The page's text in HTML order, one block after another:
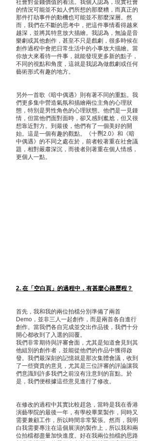
社會對金錢價值的看法。我個人認為，現實社會
的情況可能並不如人們所想的那麼糟，而真正的
那件打劫事件的動機也可能並不那麼深層。然
而，我們在不斷的思考中，把這件事情看得越來
越深，並將其特意放大描繪。我認為，無論是音
樂劇或其他創作，甚至不只是戲劇，很多時候在
創作過程中會把日常生活中的小事放大描繪。當
你放大來看待一件事，就能發現更多新的點子，
不同的視點和角度，這就是我認為做戲劇或任何
藝術形式有趣的地方。
另外一首歌《暗中偶遇》則有著不同的重點。我
們更多集中營造氣氛和描繪兩位主角的心理狀
態，特別是男性角色的心理狀態。他們是一見鍾
情，但當他們面對面時，卻又感到尷尬，但又很
想靠近對方。到最後，他們有了一個美好的開
始。這是一個有趣的觀點。《十𠝹2.0》和《暗
中偶遇》的不同之處在於，前者較著重在社會議
題，相對嚴肅深沉，而後者則著重在個人情感，
更個人一點。
2. 在「空白頁」的過程中，有甚麼心路歷程？
首先，我和我的兩位拍檔分別準備了兩首
Demo，並非三人一起創作，而是兩首各自進行
創作。當我們各自完成並交出作品後，我們十分
開心都收到了入選的回覆。
我們非常期待與評審會面，尤其是知道會見到其
他組別的創作者，並能從他們的作品中獲得啟
發。我們最深刻的記憶就是那次集體會議，收到
了一些寶貴的意見，尤其是三位評審的評論讓我
們意識到許多我們之前沒有注意到的盲點。於
是，我們便根據這些意見進行了修改。
在修改的過程中其實比較趕急，當時是我在香港
演藝學院的最後一年，有學校畢業製作，同時又
需要兼顧工作，所以時間非常緊張。然而，我明
白我需要專注在這個展演的製作上，所以我和兩
位拍檔都盡量加快進度。好在我兩位拍檔的思路